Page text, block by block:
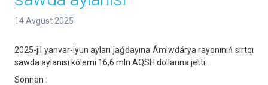
14 Avgust 2025
2025-jıl yanvar-iyun ayları jaǵdayına Ámiwdárya rayonınıń sırtqı
sawda aylanısı kólemi 16,6 mln AQSH dollarına jetti.
Sonnan :